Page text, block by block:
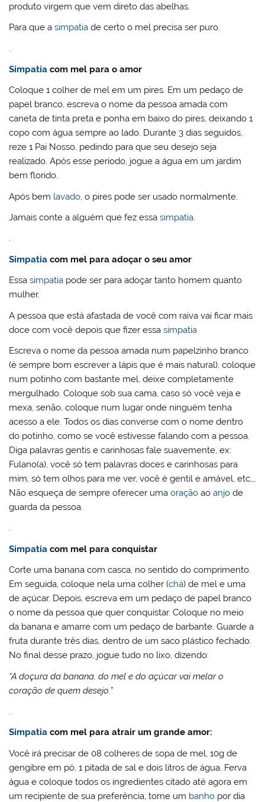
produto virgem que vem direto das abelhas.
Para que asimpatia de certo o mel precisa ser puro.
Simpatia com mel para o amor
Coloque 1 colher de mel em um pires. Em um pedaço de
papel branco, escreva o nome da pessoa amada com
caneta de tinta preta e ponha em baixo do pires, deixando 1
copo com água sempre ao lado. Durante 3 dias seguidos,
reze 1 Pai Nosso, pedindo para que seu desejo seja
realizado. Após esse período, jogue a água em um jardim
bem florido.
Após bem lavado, o pires pode ser usado normalmente.
Jamais conte a alguém que fez essasimpatia.
.
Simpatia com mel para adoçar o seu amor
Essasimpatia pode ser para adoçar tanto homem quanto
mulher.
A pessoa que está afastada de você com raiva vai ficar mais
doce com você depois que fizer essasimpatia
Escreva o nome da pessoa amada num papelzinho branco
(é sempre bom escrever a lápis que é mais natural), coloque
num potinho com bastante mel, deixe completamente
mergulhado. Coloque sob sua cama, caso só você veja e
mexa, senão, coloque num lugar onde ninguém tenha
acesso a ele. Todos os dias converse com o nome dentro
do potinho, como se você estivesse falando com a pessoa.
Diga palavras gentis e carinhosas fale suavemente, ex:
Fulano(a), você só tem palavras doces e carinhosas para
mim, só tem olhos para me ver, você é gentil e amável, etc,,,
Não esqueça de sempre oferecer umaoração aoanjo de
guarda da pessoa.
.
Simpatia com mel para conquistar
Corte uma banana com casca, no sentido do comprimento.
Em seguida, coloque nela uma colher (chá) de mel e uma
de açúcar. Depois, escreva em um pedaço de papel branco
o nome da pessoa que quer conquistar. Coloque no meio
da banana e amarre com um pedaço de barbante. Guarde a
fruta durante três dias, dentro de um saco plástico fechado.
No final desse prazo, jogue tudo no lixo, dizendo:
“A doçura da banana, do mel e do açúcar vai melar o
coração de quem desejo.”
.
Simpatia com mel para atrair um grande amor:
Você irá precisar de 08 colheres de sopa de mel, 10g de
gengibre em pó, 1 pitada de sal e dois litros de água. Ferva
água e coloque todos os ingredientes citado até agora em
um recipiente de sua preferência, tome um banho por dia